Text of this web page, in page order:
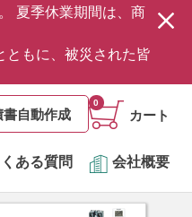
夏季休業期間は、商
ともに、被災された皆
書自動作成 カート
0
ある質問 会社概要